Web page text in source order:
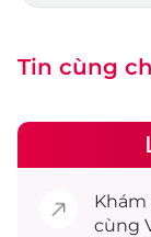
Tin cùng
Khám
cùng